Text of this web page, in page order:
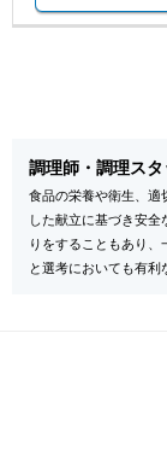
調理師・調理スタ
食品の栄養や衛生、適
した献立に基づき安
りをすることもあり
と選考においても有利